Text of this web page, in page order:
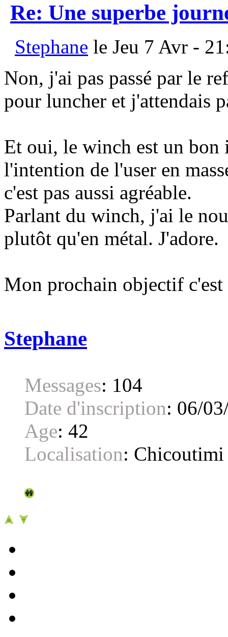
Re: Une superbe
Stephane le Jeu 7 Avr -
Non, j'ai pas passé par le
pour luncher et j'attendais
Et oui, le winch est un bon
l'intention de l'user en
c'est pas aussi agréable.
Parlant du winch, j'ai le
plutôt qu'en métal. J'adore.
Mon prochain objectif
Stephane
Messages: 104
Date d'inscription: 06/
Age: 42
Localisation: Chicoutimi